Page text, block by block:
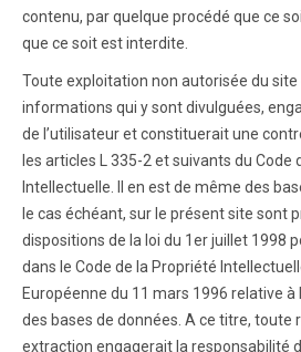
contenu, par quelque procédé que ce
que ce soit est interdite.
Toute exploitation non autorisée du site
informations qui y sont divulguées,
de l’utilisateur et constituerait une
les articles L 335-2 et suivants du Code
Intellectuelle. Il en est de même des
le cas échéant, sur le présent site sont
dispositions de la loi du 1er juillet 1998
dans le Code de la Propriété
Européenne du 11 mars 1996 relative
des bases de données. A ce titre, toute
extraction engagerait la responsabilité